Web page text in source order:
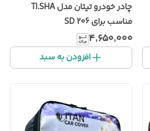
چادر خودرو تیتان مدل TI.SHA
مناسب برای 206 SD
۴٬۶۵۰٬۰۰۰
افزودن به سبد